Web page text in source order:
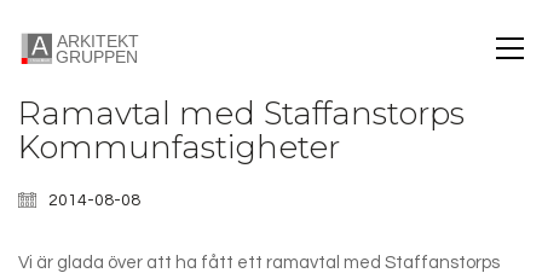
Ramavtal med Staffanstorps
Kommunfastigheter
2014-08-08
Vi är glada över att ha fått ett ramavtal med Staffanstorps